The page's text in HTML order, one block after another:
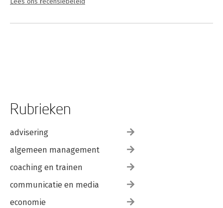
Rubrieken
advisering
algemeen management
coaching en trainen
communicatie en media
economie